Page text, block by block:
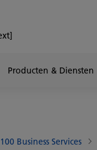
Producten & Diensten
100 Business Services